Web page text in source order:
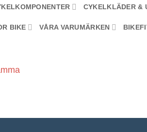
CYKELKLÄDER &
BIKE VÅRA VARUMÄRKEN